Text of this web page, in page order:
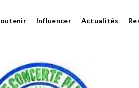
Influencer Actualités